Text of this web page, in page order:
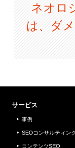
ネオロ
は、ダ
サービス
事例
SEOコンサルティン
コンテンツSEO